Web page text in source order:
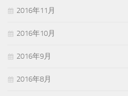
2016年11月
2016年10月
2016年9月
2016年8月